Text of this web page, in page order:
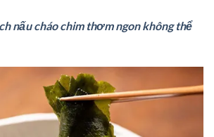
nấu cháo chim thơm ngon không thể